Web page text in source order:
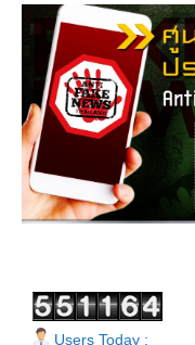
Users Today :